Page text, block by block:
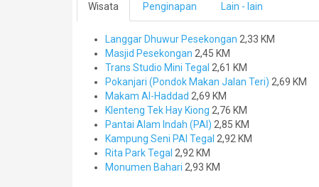
Wisata Penginapan Lain - lain
Langgar Dhuwur Pesekongan 2,33 KM
Masjid Pesekongan 2,45 KM
Trans Studio Mini Tegal 2,61 KM
Pokanjari (Pondok Makan Jalan Teri) 2,69 KM
Makam Al-Haddad 2,69 KM
Klenteng Tek Hay Kiong 2,76 KM
Pantai Alam Indah (PAI) 2,85 KM
Kampung Seni PAI Tegal 2,92 KM
Rita Park Tegal 2,92 KM
Monumen Bahari 2,93 KM